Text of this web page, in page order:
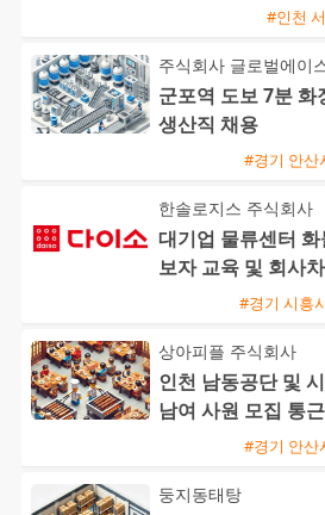
#인천
주식회사 글로벌에이
군포역 도보 7분
생산직 채용
#경기 안산
한솔로지스 주식회사
대기업 물류센터
보자 교육 및 회사
#경기 시흥
상아피플 주식회사
인천 남동공단 및
남여 사원 모집 통
#경기 안산
둥지동태탕